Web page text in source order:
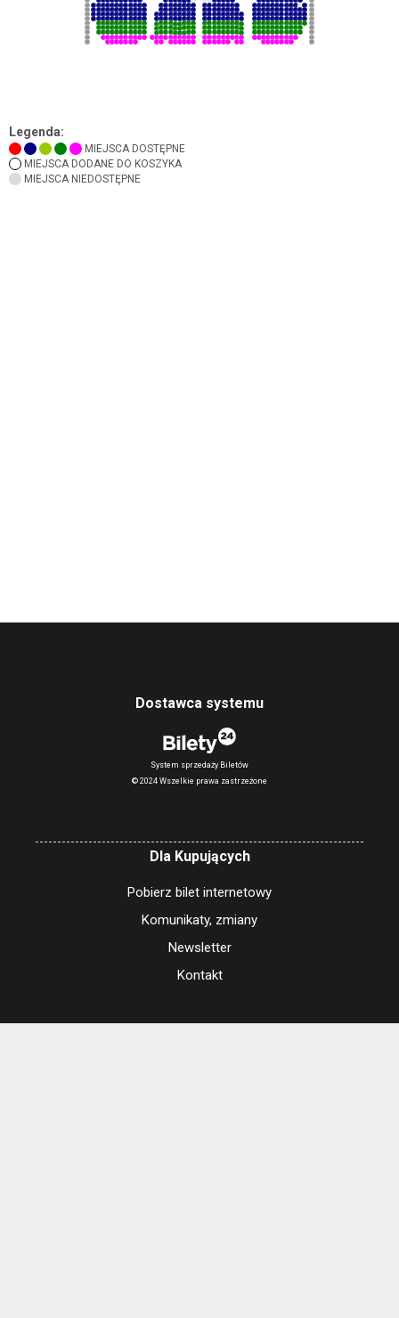
Legenda:
MIEJSCA DOSTĘPNE
MIEJSCA DODANE DO KOSZYKA
MIEJSCA NIEDOSTĘPNE
Dostawca systemu
System sprzedaży Biletów
© 2024 Wszelkie prawa zastrzeżone
Dla Kupujących
Pobierz bilet internetowy
Komunikaty, zmiany
Newsletter
Kontakt